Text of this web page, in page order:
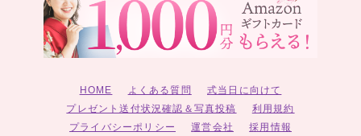
HOME よくある質問
式当日に向けて
プレゼント送付状況確認＆写真投稿
利用規約
プライバシーポリシー
運営会社 採用情報